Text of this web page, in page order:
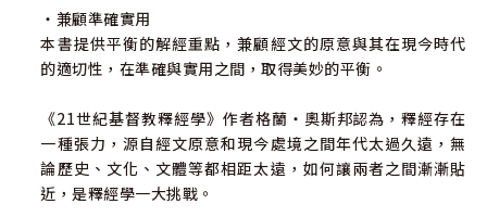
‧兼顧準確實用
本書提供平衡的解經重點，兼顧經文的原意與其在現今時代
的適切性，在準確與實用之間，取得美妙的平衡。
《21世紀基督教釋經學》作者格蘭‧奧斯邦認為，釋經存在
一種張力，源自經文原意和現今處境之間年代太過久遠，無
論歷史、文化、文體等都相距太遠，如何讓兩者之間漸漸貼
近，是釋經學一大挑戰。